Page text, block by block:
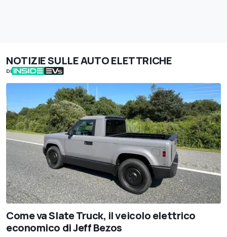
NOTIZIE SULLE AUTO ELETTRICHE
DI
Come va Slate Truck, il veicolo elettrico
economico di Jeff Bezos